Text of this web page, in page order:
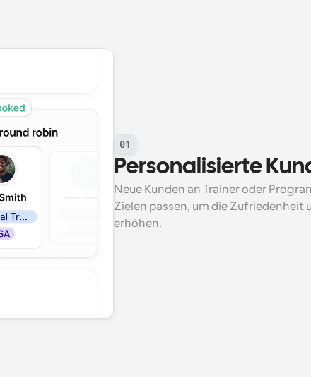
01
Personalisierte
Neue Kunden an Trainer oder
Zielen passen, um die Zufriedenheit
erhöhen.